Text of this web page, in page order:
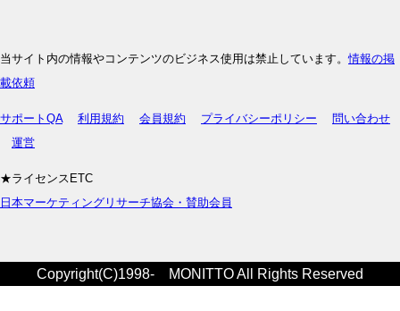
当サイト内の情報やコンテンツのビジネス使用は禁止しています。情報の掲
載依頼
サポートQA 利用規約 会員規約 プライバシーポリシー
問い合わせ
運営
★ライセンスETC
日本マーケティングリサーチ協会・賛助会員
Copyright(C)1998- MONITTO All Rights Reserved